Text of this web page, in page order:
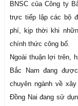
BNSC của Công ty
trực tiếp lập các bộ
phí, kịp thời khi
chính thức công bố.
Ngoài thuận lợi trên,
Bắc Nam đang
chuyên ngành về
Đồng Nai đang sử